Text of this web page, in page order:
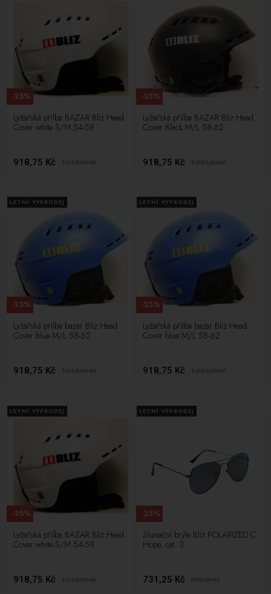
Lyžařská přilba BAZAR Bliz Head
Cover white S/M 54-58
918,75 Kč 1 225,00Kč
-25%
Lyžařská přilba BAZAR Bliz Head
Cover Black M/L 58-62
918,75 Kč 1 225,00Kč
-25%
LETNÍ VÝPRODEJ
Lyžařská přilba bazar Bliz Head
Cover blue M/L 58-62
918,75 Kč 1 225,00Kč
-25%
LETNÍ VÝPRODEJ
Lyžařská přilba bazar Bliz Head
Cover blue M/L 58-62
918,75 Kč 1 225,00Kč
-25%
LETNÍ VÝPRODEJ
Lyžařská přilba BAZAR Bliz Head
Cover white S/M 54-58
918,75 Kč 1 225,00Kč
-25%
LETNÍ VÝPRODEJ
Sluneční brýle Bliz POLARIZED C
Hope, cat. 3
731,25 Kč 975,00Kč
-25%